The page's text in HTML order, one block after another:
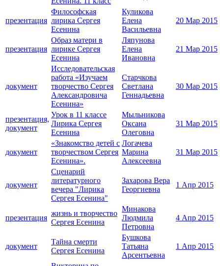
презентация
Философская
лирика Сергея
Есенина
Куликова
Елена
Васильевна
20 Мар 2015
презентация
Образ матери в
лирике Сергея
Есенина
Ляпунова
Елена
Ивановна
21 Мар 2015
документ
Исследовательская
работа «Изучаем
творчество Сергея
Александровича
Есенина»
Старчкова
Светлана
Геннадьевна
30 Мар 2015
презентация,
документ
Урок в 11 классе
Лирика Сергея
Есенина
Мыльникова
Оксана
Олеговна
31 Мар 2015
документ
«Знакомство детей с
творчеством Сергея
Есенина».
Логачева
Марина
Алексеевна
31 Мар 2015
документ
Сценарий
литературного
вечера "Лирика
Сергея Есенина"
Захарова Вера
Георгиевна
1 Апр 2015
презентация
жизнь и творчество
Сергея Есенина
Минакова
Людмила
Петровна
4 Апр 2015
документ
Тайна смерти
Сергея Есенина
Бушкова
Татьяна
Арсентьевна
1 Апр 2015